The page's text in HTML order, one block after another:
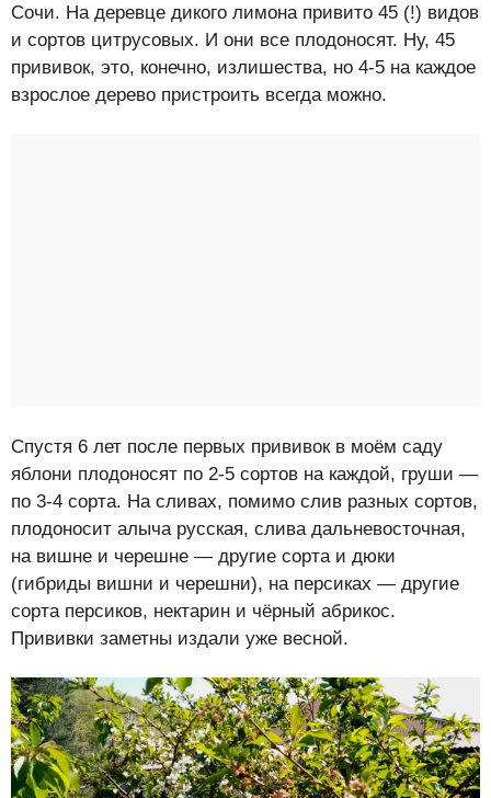
Сочи. На деревце дикого лимона привито 45 (!) видов
и сортов цитрусовых. И они все плодоносят. Ну, 45
прививок, это, конечно, излишества, но 4-5 на каждое
взрослое дерево пристроить всегда можно.
Спустя 6 лет после первых прививок в моём саду
яблони плодоносят по 2-5 сортов на каждой, груши —
по 3-4 сорта. На сливах, помимо слив разных сортов,
плодоносит алыча русская, слива дальневосточная,
на вишне и черешне — другие сорта и дюки
(гибриды вишни и черешни), на персиках — другие
сорта персиков, нектарин и чёрный абрикос.
Прививки заметны издали уже весной.